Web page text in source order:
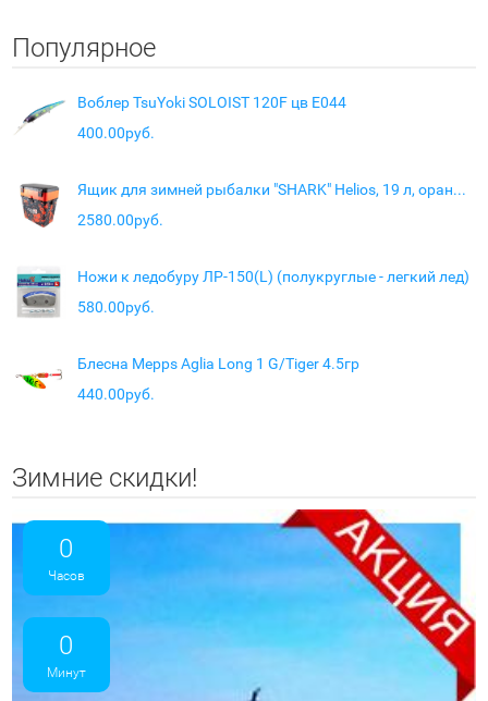
Популярное
Воблер TsuYoki SOLOIST 120F цв E044
400.00руб.
Ящик для зимней рыбалки "SHARK" Helios, 19 л, оранжевый
2580.00руб.
Ножи к ледобуру ЛР-150(L) (полукруглые - легкий лед)
580.00руб.
Блесна Mepps Aglia Long 1 G/Tiger 4.5гр
440.00руб.
Зимние скидки!
0
Часов
0
Минут